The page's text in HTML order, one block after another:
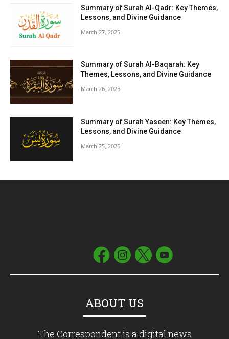
Summary of Surah Al-Qadr: Key Themes,
Lessons, and Divine Guidance
March 27, 2025
Summary of Surah Al-Baqarah: Key
Themes, Lessons, and Divine Guidance
March 26, 2025
Summary of Surah Yaseen: Key Themes,
Lessons, and Divine Guidance
March 25, 2025
ABOUT US
The Correspondent is a digital news